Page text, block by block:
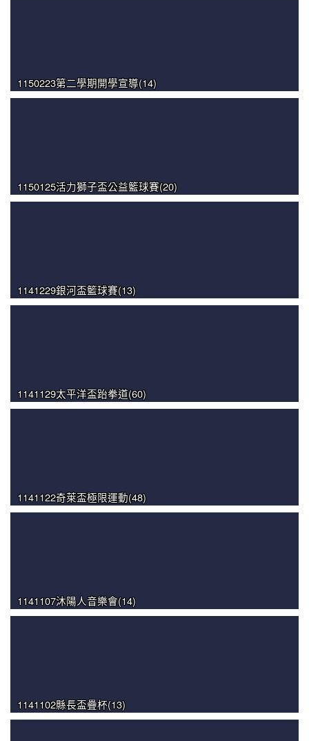
1150223第二學期開學宣導(14)
1150125活力獅子盃公益籃球賽(20)
1141229銀河盃籃球賽(13)
1141129太平洋盃跆拳道(60)
1141122奇萊盃極限運動(48)
1141107沐陽人音樂會(14)
1141102縣長盃疊杯(13)